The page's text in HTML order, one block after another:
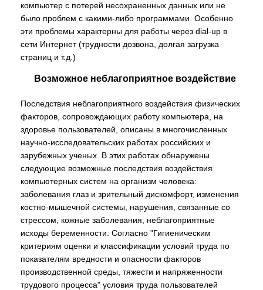
компьютер с потерей несохраненных данных или не
было проблем с какими-либо программами. Особенно
эти проблемы характерны для работы через dial-up в
сети Интернет (трудности дозвона, долгая загрузка
страниц и т.д.)
Возможное неблагоприятное воздействие
Последствия неблагоприятного воздействия физических
факторов, сопровождающих работу компьютера, на
здоровье пользователей, описаны в многочисленных
научно-исследовательских работах российских и
зарубежных ученых. В этих работах обнаружены
следующие возможные последствия воздействия
компьютерных систем на организм человека:
заболевания глаз и зрительный дискомфорт, изменения
костно-мышечной системы, нарушения, связанные со
стрессом, кожные заболевания, неблагоприятные
исходы беременности. Согласно "Гигиеническим
критериям оценки и классификации условий труда по
показателям вредности и опасности факторов
производственной среды, тяжести и напряженности
трудового процесса" условия труда пользователей